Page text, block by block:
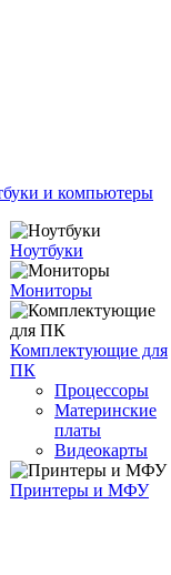
и компьютеры
Ноутбуки
Мониторы
Комплектующие для
ПК
Процессоры
Материнские
платы
Видеокарты
Принтеры и МФУ